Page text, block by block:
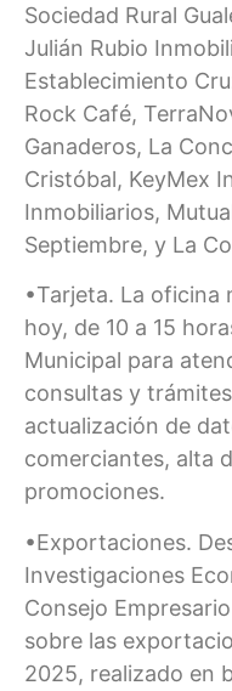
Sociedad Rural
Julián Rubio
Establecimiento
Rock Café,
Ganaderos, La
Cristóbal, KeyMex
Inmobiliarios,
Septiembre, y La
•Tarjeta. La oficina
hoy, de 10 a 15
Municipal para
consultas y
actualización de
comerciantes, alta
promociones.
•Exportaciones.
Investigaciones
Consejo
sobre las
2025, realizado en